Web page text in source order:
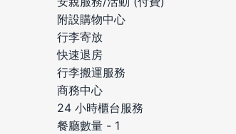
附設購物中心
行李寄放
快速退房
行李搬運服務
商務中心
24 小時櫃台服務
餐廳數量 - 1